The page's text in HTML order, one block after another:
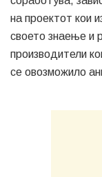
на проектот кои
своето знаење и
производители
се овозможило